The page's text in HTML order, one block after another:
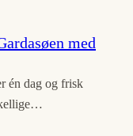
med
én dag og frisk